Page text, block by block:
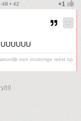
• 42
een onzinnige tekst op